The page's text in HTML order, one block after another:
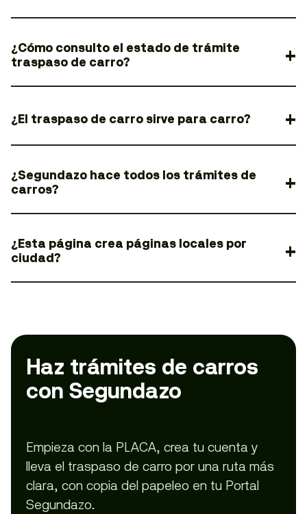
¿Cómo consulto el estado de trámite
traspaso de carro?
¿El traspaso de carro sirve para carro?
¿Segundazo hace todos los trámites de
carros?
¿Esta página crea páginas locales por
ciudad?
Haz trámites de carros
con Segundazo
Empieza con la PLACA, crea tu cuenta y
lleva el traspaso de carro por una ruta más
clara, con copia del papeleo en tu Portal
Segundazo.